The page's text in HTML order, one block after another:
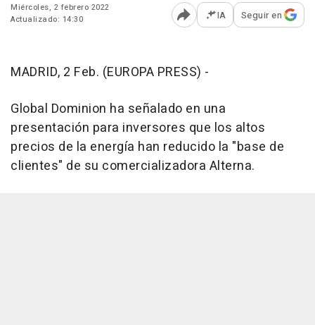
Miércoles, 2 febrero 2022
Actualizado: 14:30
Abrir opciones para
IA Seguir en
MADRID, 2 Feb. (EUROPA PRESS) -
Global Dominion ha señalado en una
presentación para inversores que los altos
precios de la energía han reducido la "base de
clientes" de su comercializadora Alterna.